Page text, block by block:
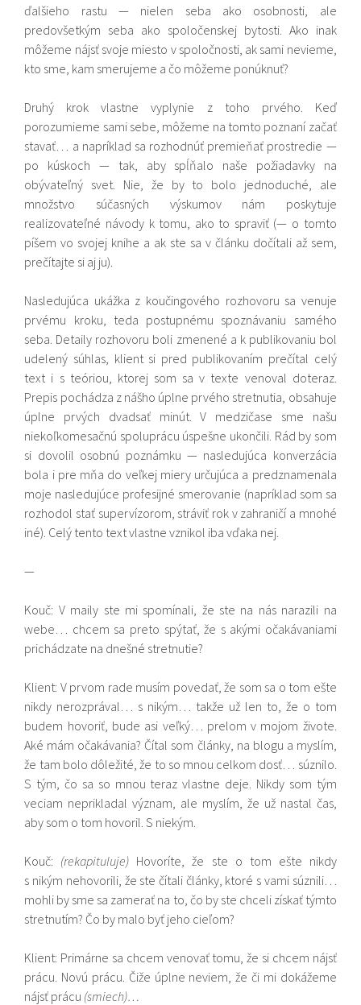
ďalšieho rastu — nielen seba ako osobnosti, ale
predovšetkým seba ako spoločenskej bytosti. Ako inak
môžeme nájsť svoje miesto v spoločnosti, ak sami nevieme,
kto sme, kam smerujeme a čo môžeme ponúknuť?
Druhý krok vlastne vyplynie z toho prvého. Keď
porozumieme sami sebe, môžeme na tomto poznaní začať
stavať… a napríklad sa rozhodnúť premieňať prostredie —
po kúskoch — tak, aby spĺňalo naše požiadavky na
obývateľný svet. Nie, že by to bolo jednoduché, ale
množstvo súčasných výskumov nám poskytuje
realizovateľné návody k tomu, ako to spraviť (— o tomto
píšem vo svojej knihe a ak ste sa v článku dočítali až sem,
prečítajte si aj ju).
Nasledujúca ukážka z koučingového rozhovoru sa venuje
prvému kroku, teda postupnému spoznávaniu samého
seba. Detaily rozhovoru boli zmenené a k publikovaniu bol
udelený súhlas, klient si pred publikovaním prečítal celý
text i s teóriou, ktorej som sa v texte venoval doteraz.
Prepis pochádza z nášho úplne prvého stretnutia, obsahuje
úplne prvých dvadsať minút. V medzičase sme našu
niekoľkomesačnú spoluprácu úspešne ukončili. Rád by som
si dovolil osobnú poznámku — nasledujúca konverzácia
bola i pre mňa do veľkej miery určujúca a predznamenala
moje nasledujúce profesijné smerovanie (napríklad som sa
rozhodol stať supervízorom, stráviť rok v zahraničí a mnohé
iné). Celý tento text vlastne vznikol iba vďaka nej.
—
Kouč: V maily ste mi spomínali, že ste na nás narazili na
webe… chcem sa preto spýtať, že s akými očakávaniami
prichádzate na dnešné stretnutie?
Klient: V prvom rade musím povedať, že som sa o tom ešte
nikdy nerozprával… s nikým… takže už len to, že o tom
budem hovoriť, bude asi veľký… prelom v mojom živote.
Aké mám očakávania? Čítal som články, na blogu a myslím,
že tam bolo dôležité, že to so mnou celkom dosť… súznilo.
S tým, čo sa so mnou teraz vlastne deje. Nikdy som tým
veciam neprikladal význam, ale myslím, že už nastal čas,
aby som o tom hovoril. S niekým.
Kouč: (rekapituluje) Hovoríte, že ste o tom ešte nikdy
s nikým nehovorili, že ste čítali články, ktoré s vami súznili…
mohli by sme sa zamerať na to, čo by ste chceli získať týmto
stretnutím? Čo by malo byť jeho cieľom?
Klient: Primárne sa chcem venovať tomu, že si chcem nájsť
prácu. Novú prácu. Čiže úplne neviem, že či mi dokážeme
nájsť prácu (smiech)…